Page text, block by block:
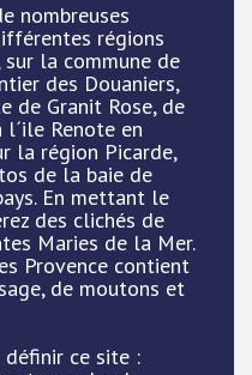
nombreuses
régions
sur la commune de
des Douaniers,
de Granit Rose, de
Renote en
la région Picarde,
de la baie de
En mettant le
des clichés de
Maries de la Mer.
Provence contient
de moutons et
définir ce site :